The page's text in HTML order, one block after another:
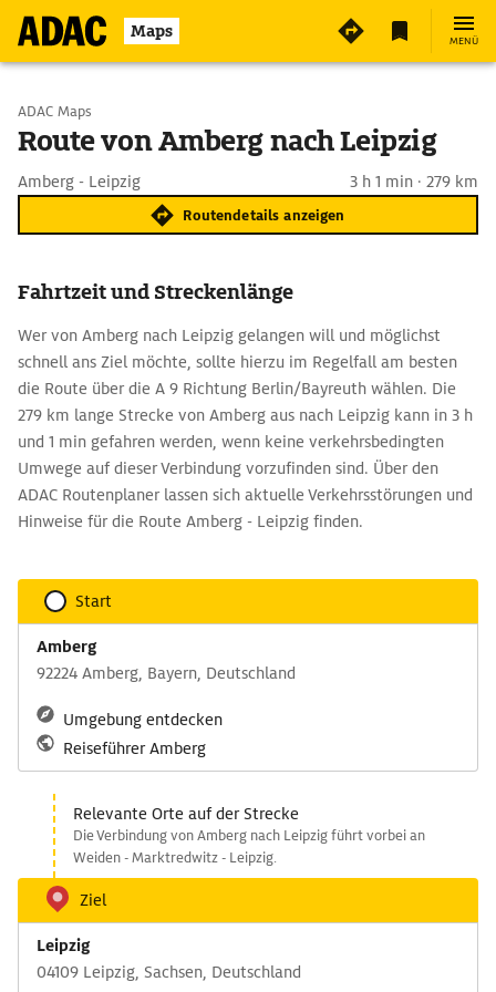
Maps MENÜ
Start wählen
ADAC Maps
Route von Amberg nach Leipzig
Amberg - Leipzig 3 h 1 min · 279 km
Routendetails anzeigen
Fahrtzeit und Streckenlänge
Wer von Amberg nach Leipzig gelangen will und möglichst
schnell ans Ziel möchte, sollte hierzu im Regelfall am besten
die Route über die A 9 Richtung Berlin/Bayreuth wählen. Die
279 km lange Strecke von Amberg aus nach Leipzig kann in 3 h
und 1 min gefahren werden, wenn keine verkehrsbedingten
Umwege auf dieser Verbindung vorzufinden sind. Über den
ADAC Routenplaner lassen sich aktuelle Verkehrsstörungen und
Hinweise für die Route Amberg - Leipzig finden.
Start
Amberg
92224 Amberg, Bayern, Deutschland
Umgebung entdecken
Reiseführer Amberg
Relevante Orte auf der Strecke
Die Verbindung von Amberg nach Leipzig führt vorbei an
Weiden - Marktredwitz - Leipzig.
Ziel
Leipzig
04109 Leipzig, Sachsen, Deutschland